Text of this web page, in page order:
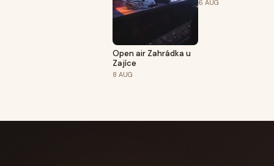
Open air Zahrádka u
Zajíce
8 AUG
6 AUG